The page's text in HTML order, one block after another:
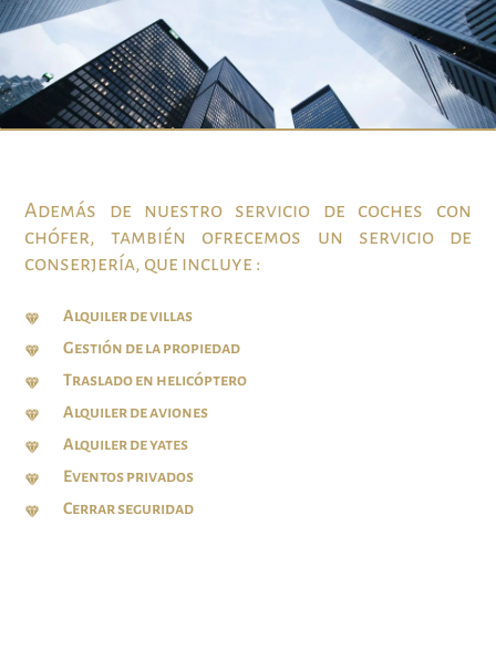
Además de nuestro servicio de coches con
chófer, también ofrecemos un servicio de
conserjería, que incluye :
Alquiler de villas
Gestión de la propiedad
Traslado en helicóptero
Alquiler de aviones
Alquiler de yates
Eventos privados
Cerrar seguridad